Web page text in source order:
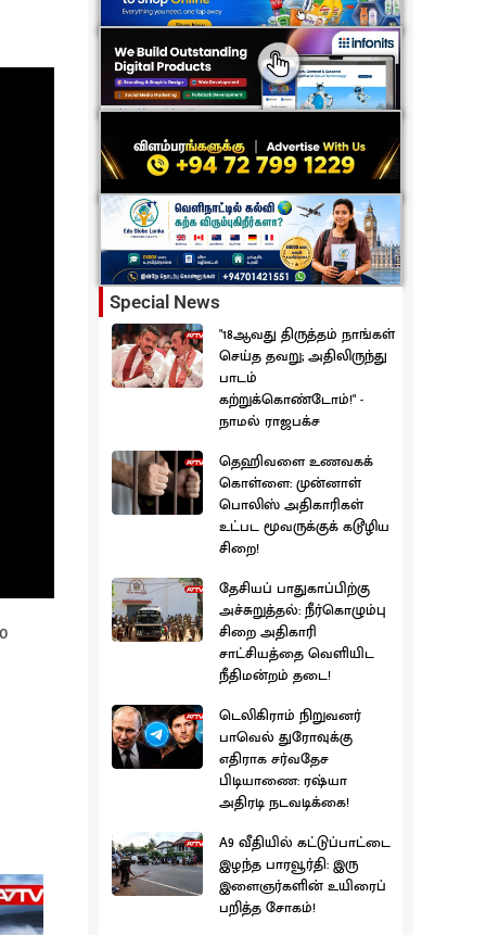
Special News
"18ஆவது திருத்தம் நாங்கள்
செய்த தவறு; அதிலிருந்து
பாடம்
கற்றுக்கொண்டோம்!" -
நாமல் ராஜபக்ச
தெஹிவளை உணவகக்
கொள்ளை: முன்னாள்
பொலிஸ் அதிகாரிகள்
உட்பட மூவருக்குக் கடூழிய
சிறை!
தேசியப் பாதுகாப்பிற்கு
அச்சுறுத்தல்: நீர்கொழும்பு
சிறை அதிகாரி
சாட்சியத்தை வெளியிட
நீதிமன்றம் தடை!
டெலிகிராம் நிறுவனர்
பாவெல் துரோவுக்கு
எதிராக சர்வதேச
பிடியாணை: ரஷ்யா
அதிரடி நடவடிக்கை!
A9 வீதியில் கட்டுப்பாட்டை
இழந்த பாரவூர்தி: இரு
இளைஞர்களின் உயிரைப்
பறித்த சோகம்!